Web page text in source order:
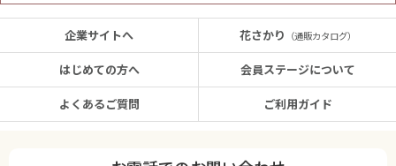
企業サイトへ
はじめての方へ
よくあるご質問
花さかり （通販カタログ）
会員ステージについて
ご利用ガイド